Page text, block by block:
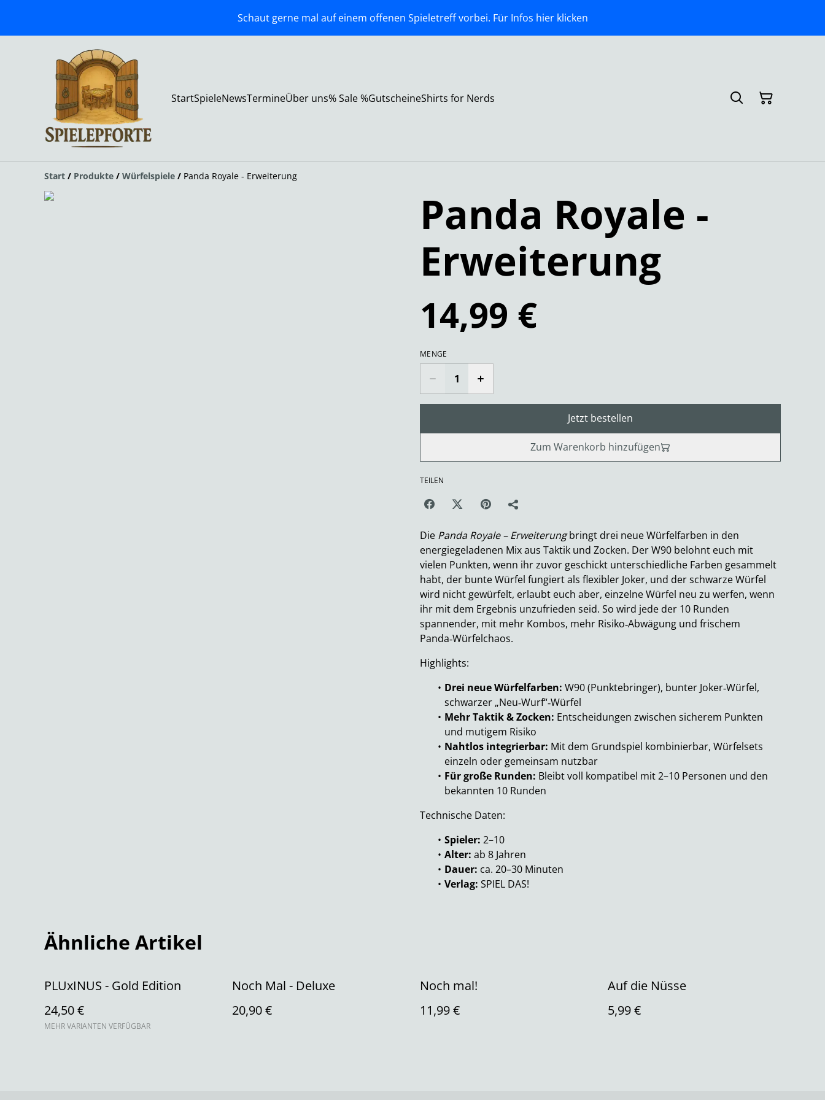
Schaut gerne mal auf einem offenen Spieletreff vorbei. Für Infos hier klicken
StartSpieleNewsTermineÜber uns% Sale %GutscheineShirts for Nerds
Start / Produkte / Würfelspiele / Panda Royale - Erweiterung
Panda Royale -
Erweiterung
14,99 €
MENGE
Jetzt bestellen
Zum Warenkorb hinzufügen
TEILEN
Die Panda Royale – Erweiterungbringt drei neue Würfelfarben in den
energiegeladenen Mix aus Taktik und Zocken. Der W90 belohnt euch mit
vielen Punkten, wenn ihr zuvor geschickt unterschiedliche Farben gesammelt
habt, der bunte Würfel fungiert als flexibler Joker, und der schwarze Würfel
wird nicht gewürfelt, erlaubt euch aber, einzelne Würfel neu zu werfen, wenn
ihr mit dem Ergebnis unzufrieden seid. So wird jede der 10 Runden
spannender, mit mehr Kombos, mehr Risiko‑Abwägung und frischem
Panda‑Würfelchaos.
Highlights:
Drei neue Würfelfarben: W90 (Punktebringer), bunter Joker‑Würfel,
schwarzer „Neu‑Wurf“‑Würfel
Mehr Taktik & Zocken: Entscheidungen zwischen sicherem Punkten
und mutigem Risiko
Nahtlos integrierbar: Mit dem Grundspiel kombinierbar, Würfelsets
einzeln oder gemeinsam nutzbar
Für große Runden: Bleibt voll kompatibel mit 2–10 Personen und den
bekannten 10 Runden
Technische Daten:
Spieler: 2–10
Alter: ab 8 Jahren
Dauer: ca. 20–30 Minuten
Verlag: SPIEL DAS!
Ähnliche Artikel
PLUxINUS - Gold Edition
24,50 €
MEHR VARIANTEN VERFÜGBAR
Noch Mal - Deluxe
20,90 €
Noch mal!
11,99 €
Auf die Nüsse
5,99 €